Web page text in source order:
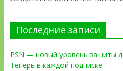
Последние записи
PSN — новый уровень защиты
Теперь в каждой подписке